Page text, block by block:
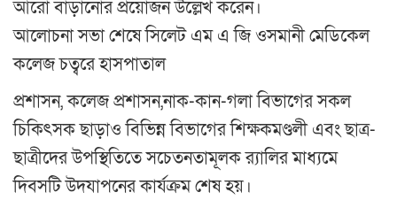
আরো বাড়ানোর প্রয়োজন উল্লেখ করেন।
আলোচনা সভা শেষে সিলেট এম এ জি ওসমানী মেডিকেল
কলেজ চত্বরে হাসপাতাল
প্রশাসন, কলেজ প্রশাসন,নাক-কান-গলা বিভাগের সকল
চিকিৎসক ছাড়াও বিভিন্ন বিভাগের শিক্ষকমণ্ডলী এবং ছাত্র-
ছাত্রীদের উপস্থিতিতে সচেতনতামূলক র‌্যালির মাধ্যমে
দিবসটি উদযাপনের কার্যক্রম শেষ হয়।